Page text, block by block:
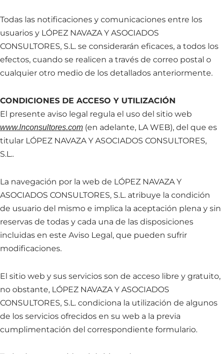
Todas las notificaciones y comunicaciones entre los
usuarios y LÓPEZ NAVAZA Y ASOCIADOS
CONSULTORES, S.L. se considerarán eficaces, a todos los
efectos, cuando se realicen a través de correo postal o
cualquier otro medio de los detallados anteriormente.
CONDICIONES DE ACCESO Y UTILIZACIÓN
El presente aviso legal regula el uso del sitio web
www.lnconsultores.com (en adelante, LA WEB), del que es
titular LÓPEZ NAVAZA Y ASOCIADOS CONSULTORES,
S.L..
La navegación por la web de LÓPEZ NAVAZA Y
ASOCIADOS CONSULTORES, S.L. atribuye la condición
de usuario del mismo e implica la aceptación plena y sin
reservas de todas y cada una de las disposiciones
incluidas en este Aviso Legal, que pueden sufrir
modificaciones.
El sitio web y sus servicios son de acceso libre y gratuito,
no obstante, LÓPEZ NAVAZA Y ASOCIADOS
CONSULTORES, S.L. condiciona la utilización de algunos
de los servicios ofrecidos en su web a la previa
cumplimentación del correspondiente formulario.